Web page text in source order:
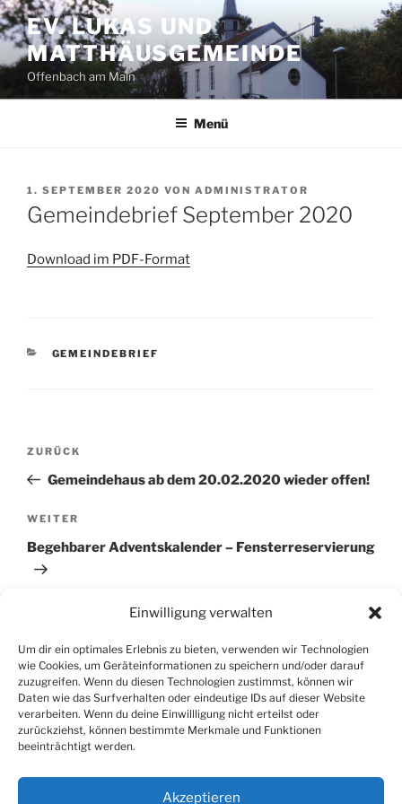
Einwilligung verwalten
Um dir ein optimales Erlebnis zu bieten, verwenden wir Technologien
wie Cookies, um Geräteinformationen zu speichern und/oder darauf
zuzugreifen. Wenn du diesen Technologien zustimmst, können wir
Daten wie das Surfverhalten oder eindeutige IDs auf dieser Website
verarbeiten. Wenn du deine Einwillligung nicht erteilst oder
zurückziehst, können bestimmte Merkmale und Funktionen
beeinträchtigt werden.
Akzeptieren
Zum
Inhalt
springen
EV. LUKAS UND
MATTHÄUSGEMEINDE
Offenbach am Main
Menü
VERÖFFENTLICHT
AM
1. SEPTEMBER 2020 VON ADMINISTRATOR
Gemeindebrief September 2020
Download im PDF-Format
KATEGORIEN
GEMEINDEBRIEF
Beitragsnavigation
Vorheriger
Beitrag
ZURÜCK
Gemeindehaus ab dem 20.02.2020 wieder offen!
Nächster
Beitrag
WEITER
Begehbarer Adventskalender – Fensterreservierung
SUCHEN
Suche
nach: